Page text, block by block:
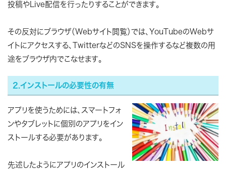
投稿やLive配信を行ったりすることができます。
その反対にブラウザ（Webサイト閲覧）では、YouTubeのWebサ
イトにアクセスする、TwitterなどのSNSを操作するなど複数の用
途をブラウザ内でこなせます。
2.インストールの必要性の有無
アプリを使うためには、スマートフォ
ンやタブレットに個別のアプリをイン
ストールする必要があります。
先述したようにアプリのインストール